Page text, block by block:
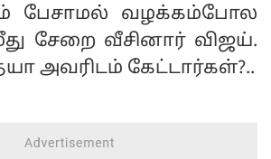
பேசாமல் வழக்கம்போல
சேறை வீசினார் விஜய்.
அவரிடம் கேட்டார்கள்?..